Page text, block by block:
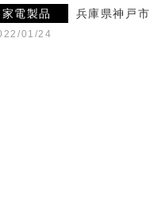
家電製品 兵庫県神戸市
01/24